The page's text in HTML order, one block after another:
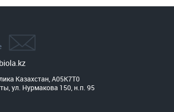
Казахстан, A05K7T0
ул. Нурмакова 150, н.п. 95